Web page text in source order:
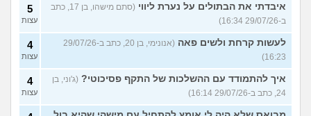
איבדתי את הבתולים על נערת ליווי
(סתם מישהו, בן 17, כתב
ב-29/07/26 16:34)
5
עצות
לעשות קרחת ולשים פאה
(אנונימי, בן 20, כתב ב-29/07/26
16:23)
4
עצות
איך להתמודד עם ההשלכות של התקף פסיכוטי? (ג'וני, בן
24, כתב ב-29/07/26 16:14)
4
עצות